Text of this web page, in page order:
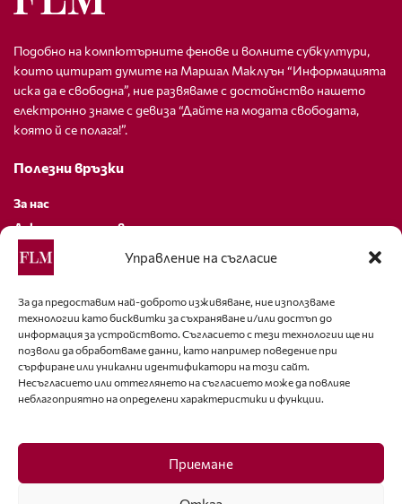
Управление на съгласие
За да предоставим най-доброто изживяване, ние използваме
технологии като бисквитки за съхраняване и/или достъп до
информация за устройството. Съгласието с тези технологии ще ни
позволи да обработваме данни, като например поведение при
сърфиране или уникални идентификатори на този сайт.
Несъгласието или оттеглянето на съгласието може да повлияе
неблагоприятно на определени характеристики и функции.
Приемане
Подобно на компютърните фенове и волните субкултури,
които цитират думите на Маршал Маклуън “Информацията
иска да е свободна”, ние развяваме с достойнство нашето
електронно знаме с девиза “Дайте на модата свободата,
която й се полага!”.
Полезни връзки
За нас
Декларация за поверителност
Политика за бисквитки
За контакти
editor@fashion-lifestyle.net
+359 88 227 33 47
Последвайте ни
Facebook